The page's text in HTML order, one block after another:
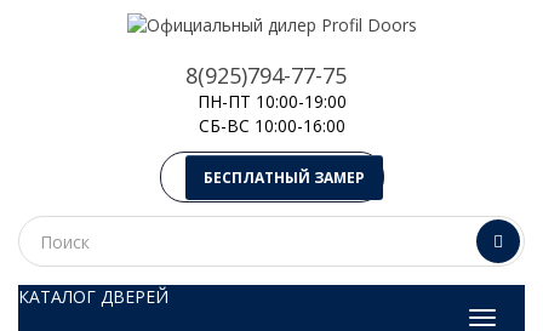
8(925)794-77-75
ПН-ПТ 10:00-19:00
СБ-ВС 10:00-16:00
БЕСПЛАТНЫЙ ЗАМЕР
КАТАЛОГ ДВЕРЕЙ